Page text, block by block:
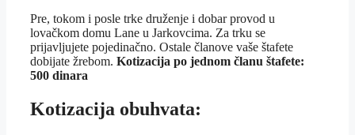
Pre, tokom i posle trke druženje i dobar provod u
lovačkom domu Lane u Jarkovcima. Za trku se
prijavljujete pojedinačno. Ostale članove vaše štafete
dobijate žrebom. Kotizacija po jednom članu štafete:
500 dinara
Kotizacija obuhvata: